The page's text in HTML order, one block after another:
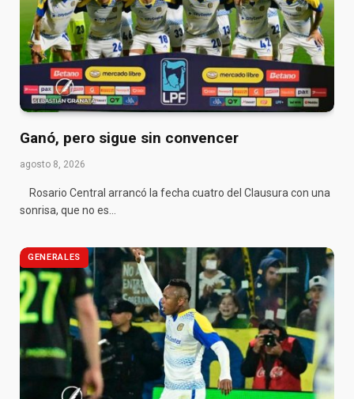
Ganó, pero sigue sin convencer
agosto 8, 2026
Rosario Central arrancó la fecha cuatro del Clausura con una
sonrisa, que no es…
GENERALES